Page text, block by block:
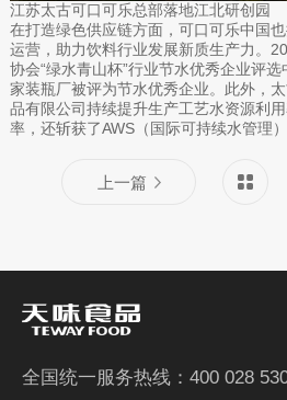
江苏太古可口可乐总部落地江北研创园
在打造绿色供应链方面，可口可乐中国
运营，助力饮料行业发展新质生产力。
协会“绿水青山杯”行业节水优秀企业评
家装瓶厂被评为节水优秀企业。此外，
品有限公司持续提升生产工艺水资源利
率，还斩获了AWS（国际可持续水管理）
上一篇
全国统一服务热线：400 028